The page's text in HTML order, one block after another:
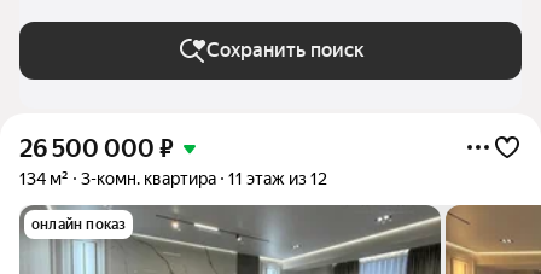
Сохранить поиск
26 500 000 ₽
134 м² 3-комн. квартира 11 этаж из 12
онлайн показ